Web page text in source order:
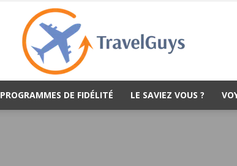
PROGRAMMES DE FIDÉLITÉ LE SAVIEZ VOUS ?